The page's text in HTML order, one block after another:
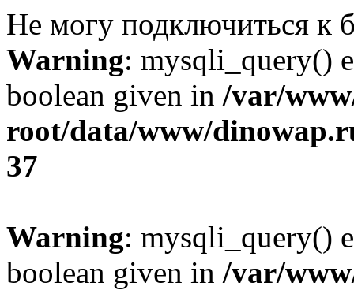
Не могу подключиться к
Warning: mysqli_query()
boolean given in /var/
root/data/www/
37
Warning: mysqli_query()
boolean given in /var/